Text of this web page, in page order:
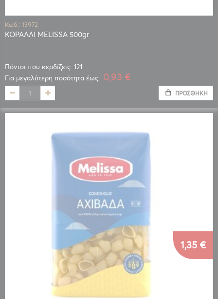
Κωδ.: 13972
ΚΟΡΑΛΛΙ MELISSA 500gr
Πόντοι που κερδίζεις: 121
Για μεγαλύτερη ποσότητα έως: 0,93 €
ΠΡΟΣΘΉΚΗ
1,35 €